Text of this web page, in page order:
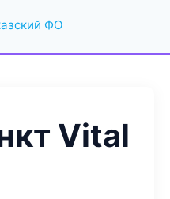
ФО
Vital